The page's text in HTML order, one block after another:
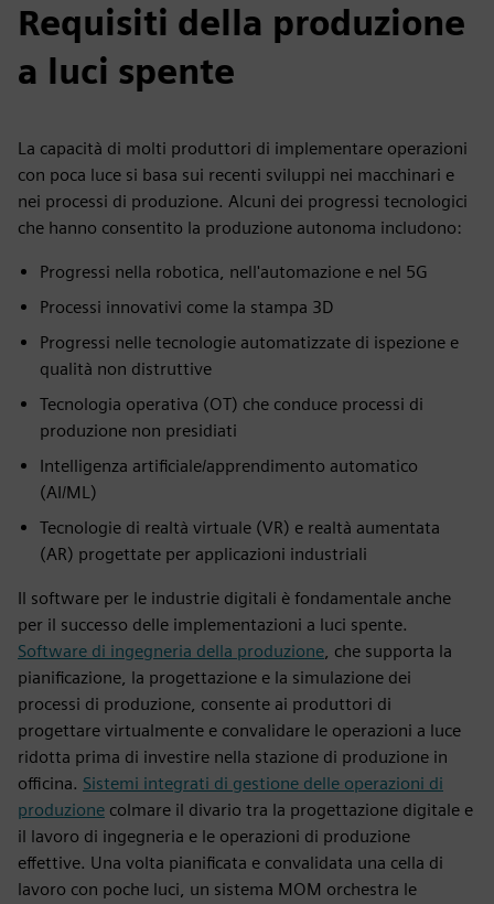
Requisiti della produzione
a luci spente
La capacità di molti produttori di implementare operazioni
con poca luce si basa sui recenti sviluppi nei macchinari e
nei processi di produzione. Alcuni dei progressi tecnologici
che hanno consentito la produzione autonoma includono:
Progressi nella robotica, nell'automazione e nel 5G
Processi innovativi come la stampa 3D
Progressi nelle tecnologie automatizzate di ispezione e
qualità non distruttive
Tecnologia operativa (OT) che conduce processi di
produzione non presidiati
Intelligenza artificiale/apprendimento automatico
(AI/ML)
Tecnologie di realtà virtuale (VR) e realtà aumentata
(AR) progettate per applicazioni industriali
Il software per le industrie digitali è fondamentale anche
per il successo delle implementazioni a luci spente.
Software di ingegneria della produzione, che supporta la
pianificazione, la progettazione e la simulazione dei
processi di produzione, consente ai produttori di
progettare virtualmente e convalidare le operazioni a luce
ridotta prima di investire nella stazione di produzione in
officina. Sistemi integrati di gestione delle operazioni di
produzione colmare il divario tra la progettazione digitale e
il lavoro di ingegneria e le operazioni di produzione
effettive. Una volta pianificata e convalidata una cella di
lavoro con poche luci, un sistema MOM orchestra le